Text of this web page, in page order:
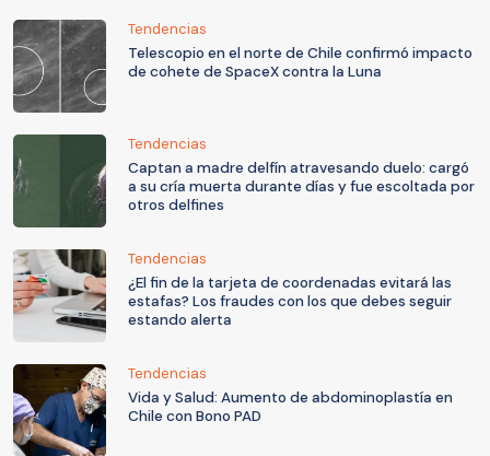
Tendencias
Telescopio en el norte de Chile confirmó impacto
de cohete de SpaceX contra la Luna
Tendencias
Captan a madre delfín atravesando duelo: cargó
a su cría muerta durante días y fue escoltada por
otros delfines
Tendencias
¿El fin de la tarjeta de coordenadas evitará las
estafas? Los fraudes con los que debes seguir
estando alerta
Tendencias
Vida y Salud: Aumento de abdominoplastía en
Chile con Bono PAD